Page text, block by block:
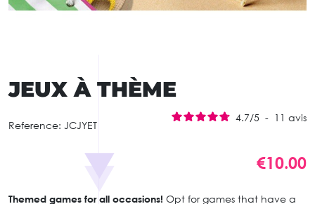
JEUX À THÈME
Reference: JCJYET
4.7/5 - 11 avis
€10.00
Themed games for all occasions! Opt for games that have a